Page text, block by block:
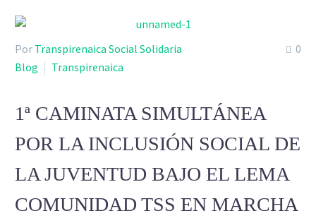
0
Por Transpirenaica Social Solidaria
Blog
Transpirenaica
1ª CAMINATA SIMULTÁNEA
POR LA INCLUSIÓN SOCIAL DE
LA JUVENTUD BAJO EL LEMA
COMUNIDAD TSS EN MARCHA